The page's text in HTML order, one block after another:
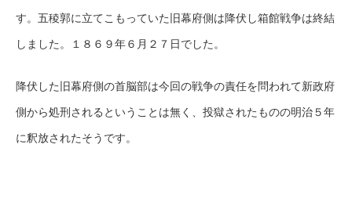
す。五稜郭に立てこもっていた旧幕府側は降伏し箱館戦争は終結
しました。１８６９年６月２７日でした。
降伏した旧幕府側の首脳部は今回の戦争の責任を問われて新政府
側から処刑されるということは無く、投獄されたものの明治５年
に釈放されたそうです。